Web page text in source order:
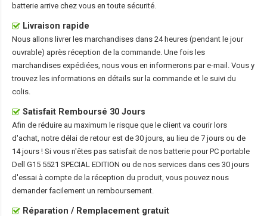
batterie arrive chez vous en toute sécurité.
Livraison rapide
Nous allons livrer les marchandises dans 24 heures (pendant le jour
ouvrable) après réception de la commande. Une fois les
marchandises expédiées, nous vous en informerons par e-mail. Vous y
trouvez les informations en détails sur la commande et le suivi du
colis.
Satisfait Remboursé 30 Jours
Afin de réduire au maximum le risque que le client va courir lors
d'achat, notre délai de retour est de 30 jours, au lieu de 7 jours ou de
14 jours ! Si vous n'êtes pas satisfait de nos batterie pour PC portable
Dell G15 5521 SPECIAL EDITION ou de nos services dans ces 30 jours
d'essai à compte de la réception du produit, vous pouvez nous
demander facilement un remboursement.
Réparation / Remplacement gratuit